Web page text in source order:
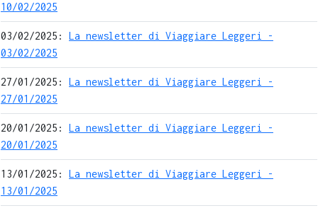
10/02/2025
03/02/2025: La newsletter di Viaggiare Leggeri -
03/02/2025
27/01/2025: La newsletter di Viaggiare Leggeri -
27/01/2025
20/01/2025: La newsletter di Viaggiare Leggeri -
20/01/2025
13/01/2025: La newsletter di Viaggiare Leggeri -
13/01/2025